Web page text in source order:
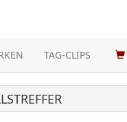
TAG-CLIPS